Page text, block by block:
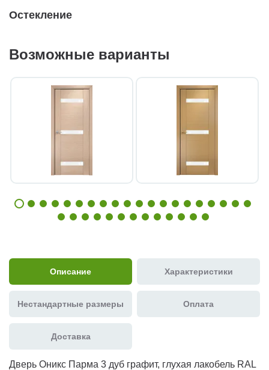
Остекление
Возможные варианты
Описание Характеристики
Нестандартные размеры Оплата
Доставка
Дверь Оникс Парма 3 дуб графит, глухая лакобель RAL